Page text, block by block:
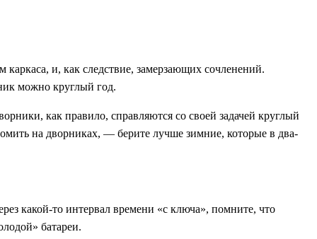
и, как следствие, замерзающих сочленений.
можно круглый год.
как правило, справляются со своей задачей круглый
на дворниках, — берите лучше зимние, которые в два-
какой-то интервал времени «с ключа», помните, что
батареи.